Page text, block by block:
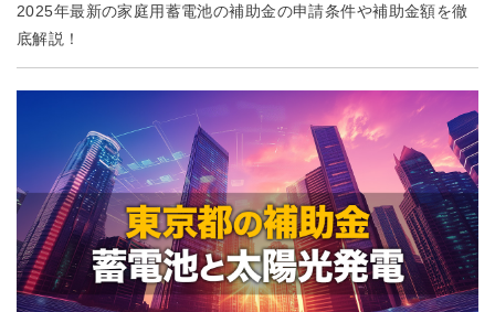
2025年最新の家庭用蓄電池の補助金の申請条件や補助金額を徹
底解説！